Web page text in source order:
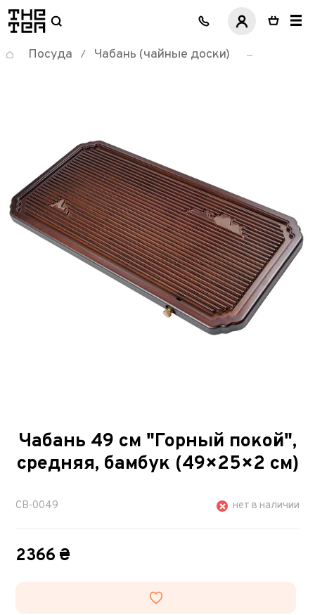
логотип
Посуда / Чабань (чайные доски)
Чабань 49 см "Горный покой",
средняя, бамбук (49×25×2 см)
CB-0049 нет в наличии
2366 ₴